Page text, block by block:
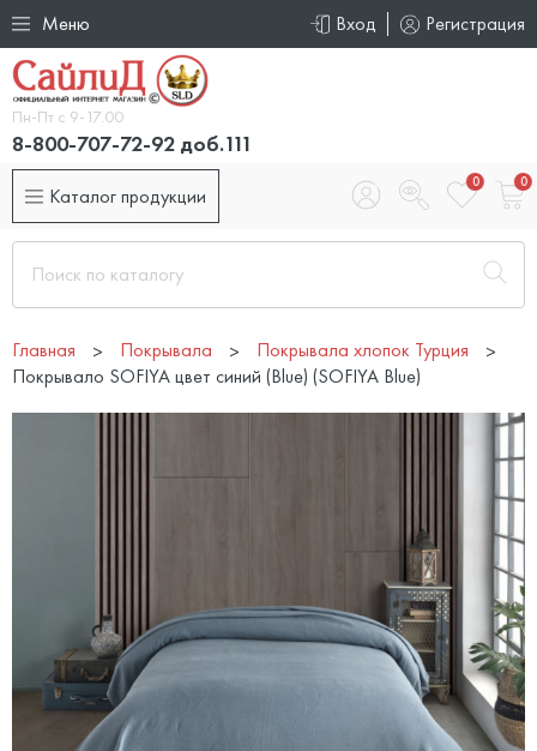
Меню Вход Регистрация
Пн-Пт с 9-17.00
8-800-707-72-92 доб.111
Каталог продукции
0 0
Главная Покрывала
Покрывала хлопок Турция
Покрывало SOFIYA цвет синий (Blue) (SOFIYA Blue)